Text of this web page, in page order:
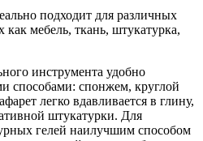
подходит для различных
как мебель, ткань, штукатурка,
инструмента удобно
способами: спонжем, круглой
легко вдавливается в глину,
штукатурки. Для
гелей наилучшим способом